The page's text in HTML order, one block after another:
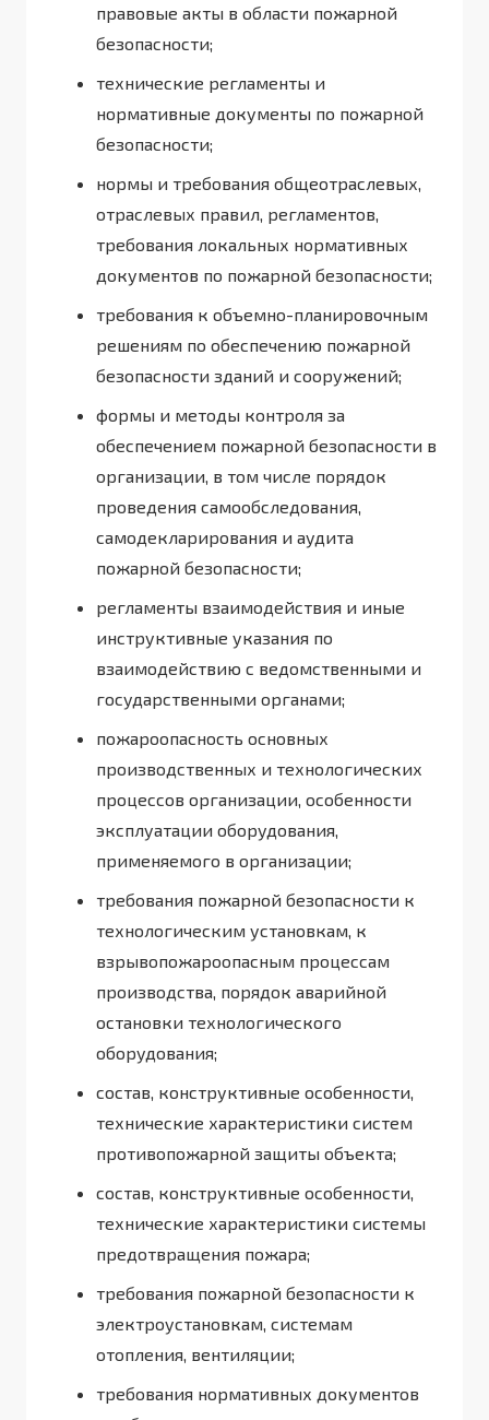
правовые акты в области пожарной
безопасности;
технические регламенты и
нормативные документы по пожарной
безопасности;
нормы и требования общеотраслевых,
отраслевых правил, регламентов,
требования локальных нормативных
документов по пожарной безопасности;
требования к объемно-планировочным
решениям по обеспечению пожарной
безопасности зданий и сооружений;
формы и методы контроля за
обеспечением пожарной безопасности в
организации, в том числе порядок
проведения самообследования,
самодекларирования и аудита
пожарной безопасности;
регламенты взаимодействия и иные
инструктивные указания по
взаимодействию с ведомственными и
государственными органами;
пожароопасность основных
производственных и технологических
процессов организации, особенности
эксплуатации оборудования,
применяемого в организации;
требования пожарной безопасности к
технологическим установкам, к
взрывопожароопасным процессам
производства, порядок аварийной
остановки технологического
оборудования;
состав, конструктивные особенности,
технические характеристики систем
противопожарной защиты объекта;
состав, конструктивные особенности,
технические характеристики системы
предотвращения пожара;
требования пожарной безопасности к
электроустановкам, системам
отопления, вентиляции;
требования нормативных документов